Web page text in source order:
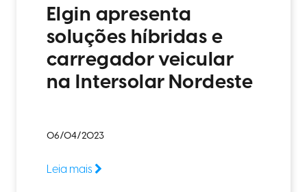
Elgin apresenta
soluções híbridas e
carregador veicular
na Intersolar Nordeste
06/04/2023
Leia mais